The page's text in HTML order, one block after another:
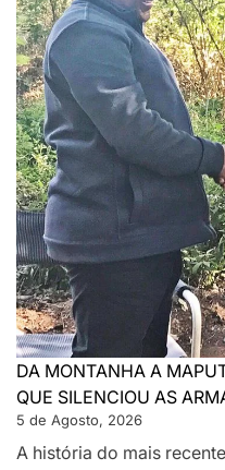
DA MONTANHA A
QUE SILENCIOU AS
5 de Agosto, 2026
A história do mais